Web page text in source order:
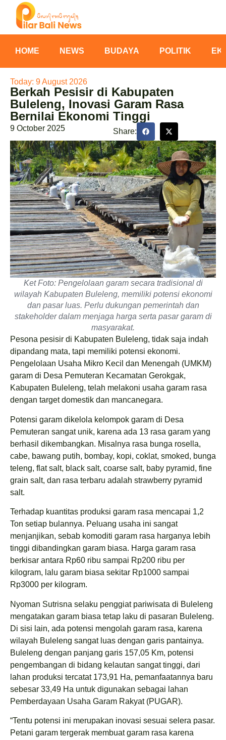
HOME NEWS BUDAYA POLITIK
Today: 9 August 2026
Berkah Pesisir di Kabupaten
Buleleng, Inovasi Garam Rasa
Bernilai Ekonomi Tinggi
9 October 2025 Share:
Ket Foto: Pengelolaan garam secara tradisional di
wilayah Kabupaten Buleleng, memiliki potensi ekonomi
dan pasar luas. Perlu dukungan pemerintah dan
stakeholder dalam menjaga harga serta pasar garam di
masyarakat.
Pesona pesisir di Kabupaten Buleleng, tidak saja indah
dipandang mata, tapi memiliki potensi ekonomi.
Pengelolaan Usaha Mikro Kecil dan Menengah (UMKM)
garam di Desa Pemuteran Kecamatan Gerokgak,
Kabupaten Buleleng, telah melakoni usaha garam rasa
dengan target domestik dan mancanegara.
Potensi garam dikelola kelompok garam di Desa
Pemuteran sangat unik, karena ada 13 rasa garam yang
berhasil dikembangkan. Misalnya rasa bunga rosella,
cabe, bawang putih, bombay, kopi, coklat, smoked, bunga
teleng, flat salt, black salt, coarse salt, baby pyramid, fine
grain salt, dan rasa terbaru adalah strawberry pyramid
salt.
Terhadap kuantitas produksi garam rasa mencapai 1,2
Ton setiap bulannya. Peluang usaha ini sangat
menjanjikan, sebab komoditi garam rasa harganya lebih
tinggi dibandingkan garam biasa. Harga garam rasa
berkisar antara Rp60 ribu sampai Rp200 ribu per
kilogram, lalu garam biasa sekitar Rp1000 sampai
Rp3000 per kilogram.
Nyoman Sutrisna selaku penggiat pariwisata di Buleleng
mengatakan garam biasa tetap laku di pasaran Buleleng.
Di sisi lain, ada potensi mengolah garam rasa, karena
wilayah Buleleng sangat luas dengan garis pantainya.
Buleleng dengan panjang garis 157,05 Km, potensi
pengembangan di bidang kelautan sangat tinggi, dari
lahan produksi tercatat 173,91 Ha, pemanfaatannya baru
sebesar 33,49 Ha untuk digunakan sebagai lahan
Pemberdayaan Usaha Garam Rakyat (PUGAR).
“Tentu potensi ini merupakan inovasi sesuai selera pasar.
Petani garam tergerak membuat garam rasa karena